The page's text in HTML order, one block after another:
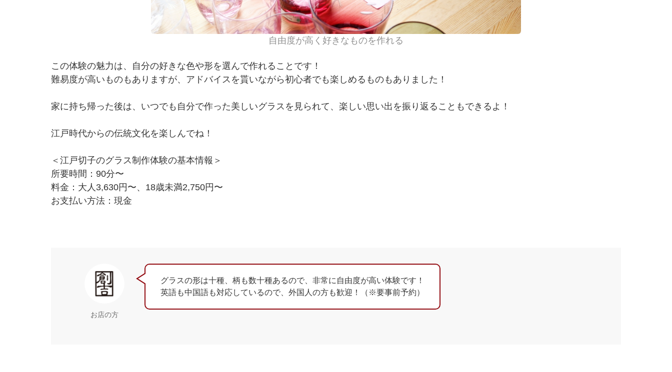
自由度が高く好きなものを作れる
この体験の魅力は、自分の好きな色や形を選んで作れることです！
難易度が高いものもありますが、アドバイスを貰いながら初心者でも楽しめるものもありました！
家に持ち帰った後は、いつでも自分で作った美しいグラスを見られて、楽しい思い出を振り返ることもできるよ！
江戸時代からの伝統文化を楽しんでね！
＜江戸切子のグラス制作体験の基本情報＞
所要時間：90分〜
料金：大人3,630円〜、18歳未満2,750円〜
お支払い方法：現金
お店の方
グラスの形は十種、柄も数十種あるので、非常に自由度が高い体験です！
英語も中国語も対応しているので、外国人の方も歓迎！（※要事前予約）